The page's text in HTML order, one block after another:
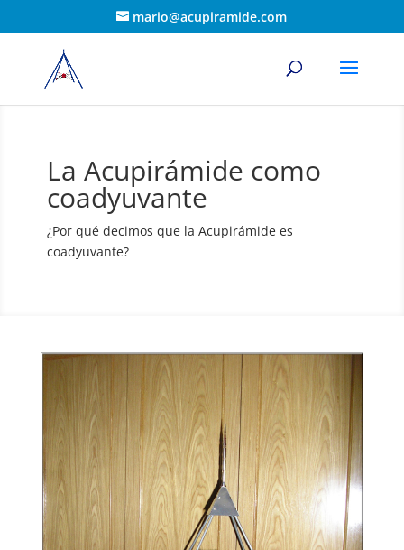
mario@acupiramide.com
La Acupirámide como
coadyuvante
¿Por qué decimos que la Acupirámide es
coadyuvante?